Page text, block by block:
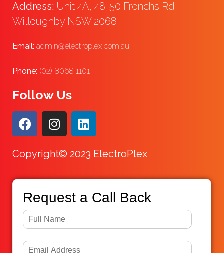
Address: Unit 4A, 48-50 Frenchs Rd
Willoughby NSW 2068
Email: admin@electroplex.com.au
Phone: (02) 8068 1101
Follow Us
Copyright© 2023 ElectroPlex
Request a Call Back